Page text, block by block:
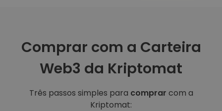
Comprar com a Carteira
Web3 da Kriptomat
Três passos simples para comprar com a
Kriptomat: